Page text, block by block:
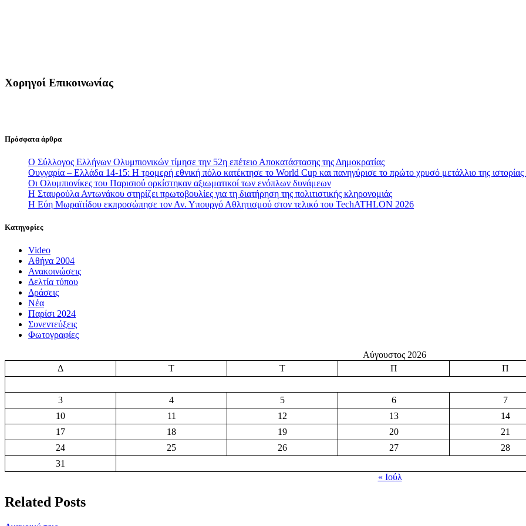
Χορηγοί Επικοινωνίας
Πρόσφατα άρθρα
Ο Σύλλογος Ελλήνων Ολυμπιονικών τίμησε την 52η επέτειο Αποκατάστασης της Δημοκρατίας
Ουγγαρία – Ελλάδα 14-15: Η τρομερή εθνική πόλο κατέκτησε το World Cup και πανηγύρισε το πρώτο χρυσό μετάλλιο της ιστορίας
Οι Ολυμπιονίκες του Παρισιού ορκίστηκαν αξιωματικοί των ενόπλων δυνάμεων
Η Σταυρούλα Αντωνάκου στηρίζει πρωτοβουλίες για τη διατήρηση της πολιτιστικής κληρονομιάς
Η Εύη Μωραϊτίδου εκπροσώπησε τον Αν. Υπουργό Αθλητισμού στον τελικό του TechATHLON 2026
Κατηγορίες
Video
Αθήνα 2004
Ανακοινώσεις
Δελτία τύπου
Δράσεις
Νέα
Παρίσι 2024
Συνεντεύξεις
Φωτογραφίες
Αύγουστος 2026
Δ
Τ Τ Π Π
3 4 5 6
7
10
11 12 13
14
17
18 19 20
21
24
25 26 27
28
31
« Ιούλ
Related Posts